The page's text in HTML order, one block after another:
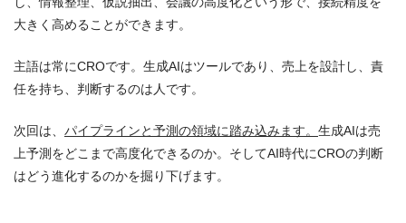
大きく高めることができます。
主語は常にCROです。生成AIはツールであり、売上を設計し、責
任を持ち、判断するのは人です。
次回は、 パイプラインと予測の領域に踏み込みます。 生成AIは売
上予測をどこまで高度化できるのか。そしてAI時代にCROの判断
はどう進化するのかを掘り下げます。